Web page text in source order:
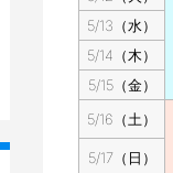
5/13（水）
5/14（木）
5/15（金）
5/16（土）
5/17（日）